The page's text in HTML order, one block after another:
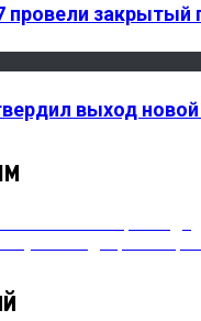
провели закрытый
выход